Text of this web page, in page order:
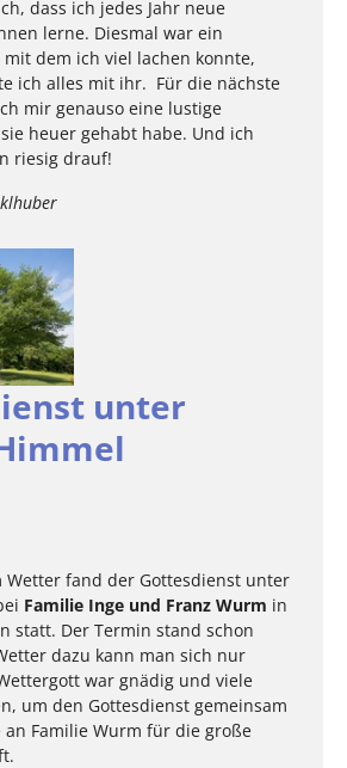
dass ich jedes Jahr neue
lerne. Diesmal war ein
dem ich viel lachen konnte,
ich alles mit ihr. Für die nächste
mir genauso eine lustige
heuer gehabt habe. Und ich
riesig drauf!
unter
Wetter fand der Gottesdienst unter
Familie Inge und Franz Wurm in
statt. Der Termin stand schon
dazu kann man sich nur
war gnädig und viele
um den Gottesdienst gemeinsam
an Familie Wurm für die große